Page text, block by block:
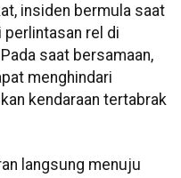
insiden bermula saat
perlintasan rel di
saat bersamaan,
menghindari
kendaraan tertabrak
langsung menuju